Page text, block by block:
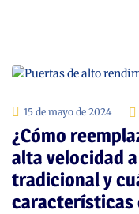
15 de mayo de 2024
¿Cómo
alta velocidad
tradicional y
características